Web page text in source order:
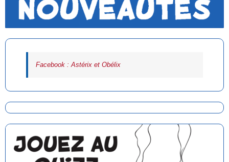
Facebook : Astérix et Obélix